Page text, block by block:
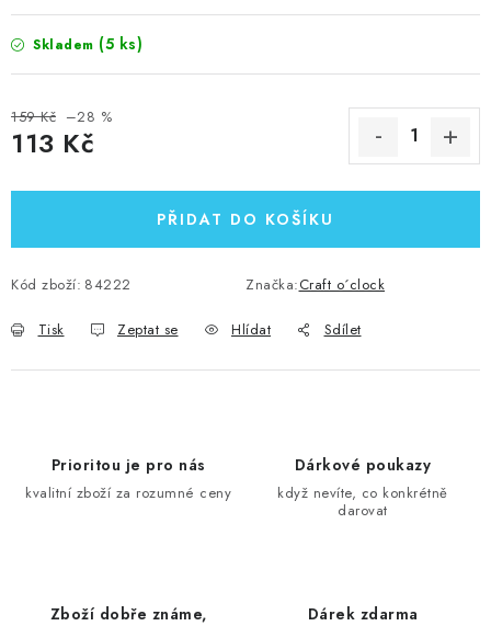
Skladem (5 ks)
159 Kč –28 %
113 Kč
PŘIDAT DO KOŠÍKU
Kód zboží: 84222 Značka:Craft o´clock
Tisk Zeptat se Hlídat Sdílet
Prioritou je pro nás
kvalitní zboží za rozumné ceny
Dárkové poukazy
když nevíte, co konkrétně
darovat
Zboží dobře známe, Dárek zdarma